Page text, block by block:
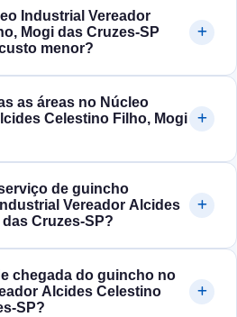
Industrial Vereador
Mogi das Cruzes‑SP
menor?
as áreas no Núcleo
Celestino Filho, Mogi
de guincho
Vereador Alcides
Cruzes‑SP?
chegada do guincho no
Alcides Celestino